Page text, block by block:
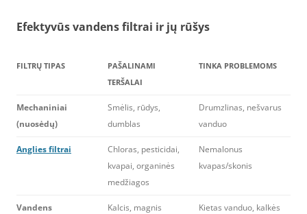
Efektyvūs vandens filtrai ir jų rūšys
FILTRŲ TIPAS
PAŠALINAMI
TERŠALAI
TINKA PROBLEMOMS
Mechaniniai
(nuosėdų)
Smėlis, rūdys,
dumblas
Drumzlinas, nešvarus
vanduo
Anglies filtrai
Chloras, pesticidai,
kvapai, organinės
medžiagos
Nemalonus
kvapas/skonis
Vandens
Kalcis, magnis
Kietas vanduo, kalkės